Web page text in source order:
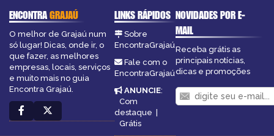
ENCONTRAGRAJAÚ
O melhor de Grajaú num
só lugar! Dicas, onde ir, o
que fazer, as melhores
empresas, locais, serviços
e muito mais no guia
Encontra Grajaú.
LINKS RÁPIDOS
Sobre
EncontraGrajaú
Fale com o
EncontraGrajaú
ANUNCIE:
Com
destaque |
Grátis
NOVIDADES POR E-
MAIL
Receba grátis as
principais notícias,
dicas e promoções